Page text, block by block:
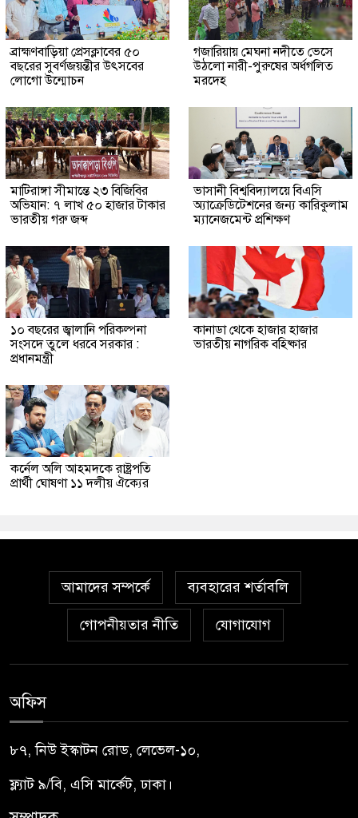
ব্রাহ্মণবাড়িয়া প্রেসক্লাবের ৫০
বছরের সুবর্ণজয়ন্তীর উৎসবের
লোগো উন্মোচন
গজারিয়ায় মেঘনা নদীতে ভেসে
উঠলো নারী-পুরুষের অর্ধগলিত
মরদেহ
মাটিরাঙ্গা সীমান্তে ২৩ বিজিবির
অভিযান: ৭ লাখ ৫০ হাজার টাকার
ভারতীয় গরু জব্দ
ভাসানী বিশ্ববিদ্যালয়ে বিএসি
অ্যাক্রেডিটেশনের জন্য কারিকুলাম
ম্যানেজমেন্ট প্রশিক্ষণ
১০ বছরের জ্বালানি পরিকল্পনা
সংসদে তুলে ধরবে সরকার :
প্রধানমন্ত্রী
কানাডা থেকে হাজার হাজার
ভারতীয় নাগরিক বহিষ্কার
কর্নেল অলি আহমদকে রাষ্ট্রপতি
প্রার্থী ঘোষণা ১১ দলীয় ঐক্যের
আমাদের সম্পর্কে ব্যবহারের শর্তাবলি
গোপনীয়তার নীতি যোগাযোগ
অফিস
৮৭, নিউ ইস্কাটন রোড, লেভেল-১০,
ফ্ল্যাট ৯/বি, এসি মার্কেট, ঢাকা।